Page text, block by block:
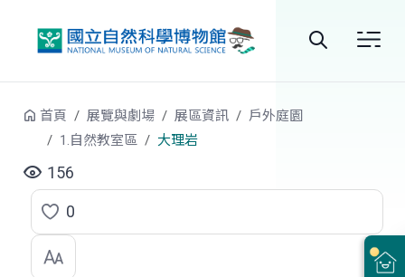
首頁 展覽與劇場 展區資訊
戶外庭園
1.自然教室區
大理岩
156
點
選
0